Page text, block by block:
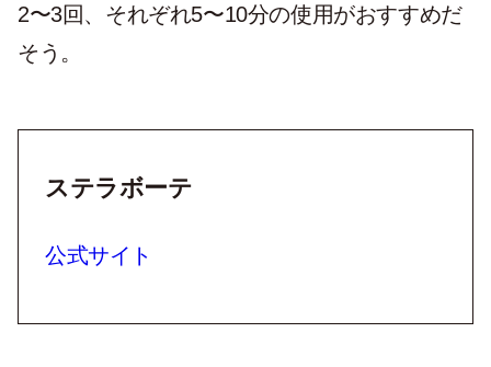
2〜3回、それぞれ5〜10分の使用がおすすめだ
そう。
ステラボーテ
公式サイト